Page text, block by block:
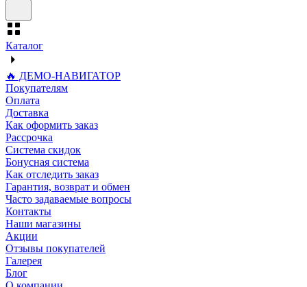
Каталог
🔥 ДЕМО-НАВИГАТОР
Покупателям
Оплата
Доставка
Как оформить заказ
Рассрочка
Система скидок
Бонусная система
Как отследить заказ
Гарантия, возврат и обмен
Часто задаваемые вопросы
Контакты
Наши магазины
Акции
Отзывы покупателей
Галерея
Блог